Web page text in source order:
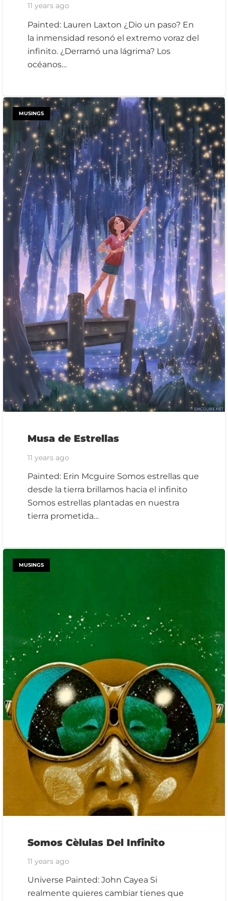
11 years ago
Painted: Lauren Laxton ¿Dio un paso? En
la inmensidad resonó el extremo voraz del
infinito. ¿Derramó una lágrima? Los
océanos…
MUSINGS
Musa de Estrellas
11 years ago
Painted: Erin Mcguire Somos estrellas que
desde la tierra brillamos hacia el infinito
Somos estrellas plantadas en nuestra
tierra prometida…
MUSINGS
Somos Cèlulas Del Infinito
11 years ago
Universe Painted: John Cayea Si
realmente quieres cambiar tienes que